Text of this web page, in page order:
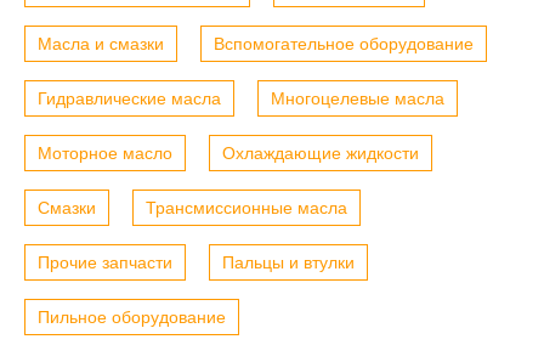
Масла и смазки Вспомогательное оборудование
Гидравлические масла Многоцелевые масла
Моторное масло Охлаждающие жидкости
Смазки Трансмиссионные масла
Прочие запчасти Пальцы и втулки
Пильное оборудование